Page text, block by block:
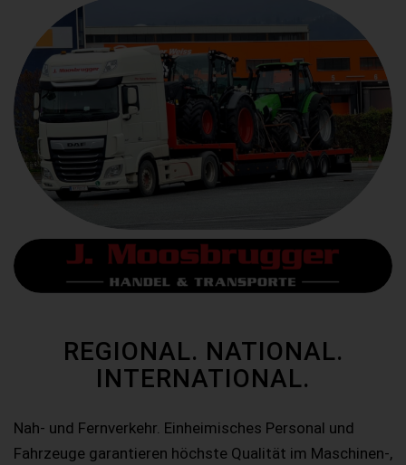
REGIONAL. NATIONAL.
INTERNATIONAL.
Nah- und Fernverkehr. Einheimisches Personal und
Fahrzeuge garantieren höchste Qualität im Maschinen-,